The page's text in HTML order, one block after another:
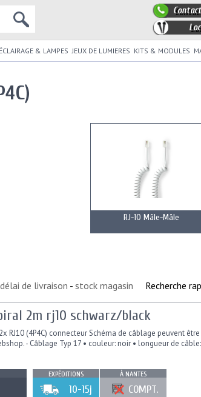
ÉCLAIRAGE & LAMPES JEUX DE LUMIERES KITS & MODULES
RJ-10 Mâle-Mâle
délai de livraison - stock magasin Recherche
2m rj10 schwarz/black
RJ10 (4P4C) connecteur Schéma de câblage peuvent
- Câblage Typ 17 • couleur: noir • longueur de
EXPÉDITIONS
10-15j
À NANTES
COMPT.